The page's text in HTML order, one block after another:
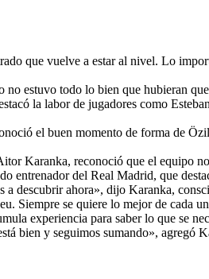
que vuelve a estar al nivel. Lo
estuvo todo lo bien que hubieran
la labor de jugadores como
el buen momento de forma de
Karanka, reconoció que el equipo
entrenador del Real Madrid, que
descubrir ahora», dijo Karanka,
Siempre se quiere lo mejor de cada
experiencia para saber lo que se
bien y seguimos sumando», agregó